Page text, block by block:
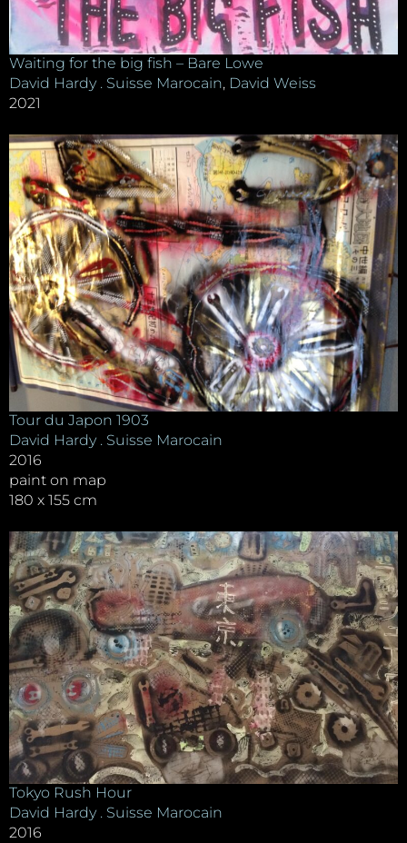
Waiting for the big fish – Bare Lowe
David Hardy . Suisse Marocain, David Weiss
2021
Tour du Japon 1903
David Hardy . Suisse Marocain
2016
paint on map
180 x 155 cm
Tokyo Rush Hour
David Hardy . Suisse Marocain
2016